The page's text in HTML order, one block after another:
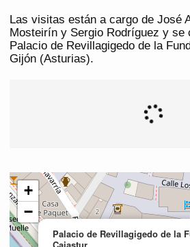
Las visitas están a cargo de José
Mosteirín y Sergio Rodríguez y se
Palacio de Revillagigedo de la
Gijón (Asturias).